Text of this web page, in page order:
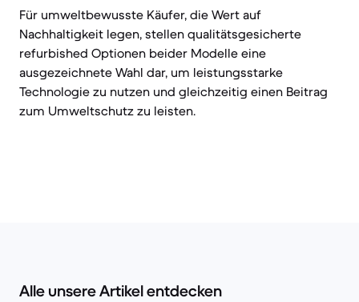
Für umweltbewusste Käufer, die Wert auf
Nachhaltigkeit legen, stellen qualitätsgesicherte
refurbished Optionen beider Modelle eine
ausgezeichnete Wahl dar, um leistungsstarke
Technologie zu nutzen und gleichzeitig einen Beitrag
zum Umweltschutz zu leisten.
Alle unsere Artikel entdecken